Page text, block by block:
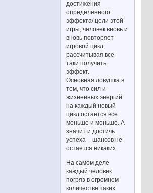
достижения
определенного
эффекта/ цели этой
игры, человек вновь и
вновь повторяет
игровой цикл,
рассчитывая все
таки получить
эффект.
Основная ловушка в
том, что сил и
жизненных энергий
на каждый новый
цикл остается все
меньше и меньше. А
значит и достичь
успеха - шансов не
остается никаких.
На самом деле
каждый человек
погряз в огромном
количестве таких